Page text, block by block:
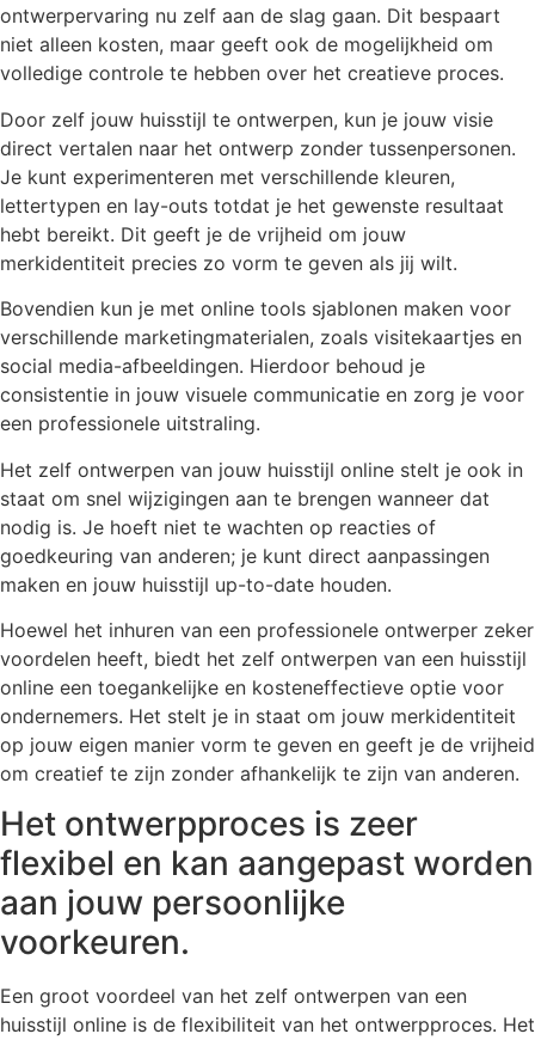
ontwerpervaring nu zelf aan de slag gaan. Dit bespaart
niet alleen kosten, maar geeft ook de mogelijkheid om
volledige controle te hebben over het creatieve proces.
Door zelf jouw huisstijl te ontwerpen, kun je jouw visie
direct vertalen naar het ontwerp zonder tussenpersonen.
Je kunt experimenteren met verschillende kleuren,
lettertypen en lay-outs totdat je het gewenste resultaat
hebt bereikt. Dit geeft je de vrijheid om jouw
merkidentiteit precies zo vorm te geven als jij wilt.
Bovendien kun je met online tools sjablonen maken voor
verschillende marketingmaterialen, zoals visitekaartjes en
social media-afbeeldingen. Hierdoor behoud je
consistentie in jouw visuele communicatie en zorg je voor
een professionele uitstraling.
Het zelf ontwerpen van jouw huisstijl online stelt je ook in
staat om snel wijzigingen aan te brengen wanneer dat
nodig is. Je hoeft niet te wachten op reacties of
goedkeuring van anderen; je kunt direct aanpassingen
maken en jouw huisstijl up-to-date houden.
Hoewel het inhuren van een professionele ontwerper zeker
voordelen heeft, biedt het zelf ontwerpen van een huisstijl
online een toegankelijke en kosteneffectieve optie voor
ondernemers. Het stelt je in staat om jouw merkidentiteit
op jouw eigen manier vorm te geven en geeft je de vrijheid
om creatief te zijn zonder afhankelijk te zijn van anderen.
Het ontwerpproces is zeer
flexibel en kan aangepast worden
aan jouw persoonlijke
voorkeuren.
Een groot voordeel van het zelf ontwerpen van een
huisstijl online is de flexibiliteit van het ontwerpproces. Het